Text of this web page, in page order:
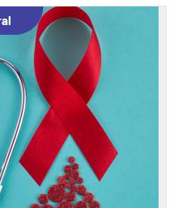
de forma segura,